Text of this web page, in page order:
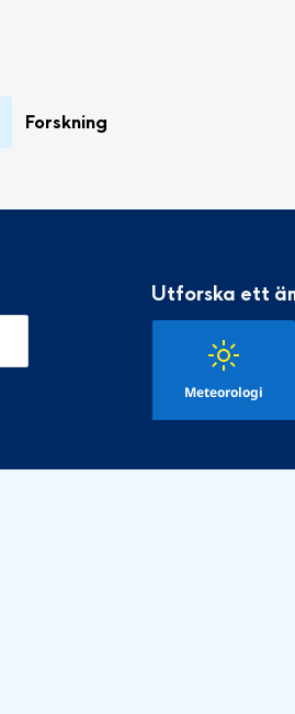
Forskning
Utforska ett
Meteorologi